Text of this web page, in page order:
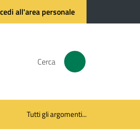
all'area personale
Cerca
Tutti gli argomenti...